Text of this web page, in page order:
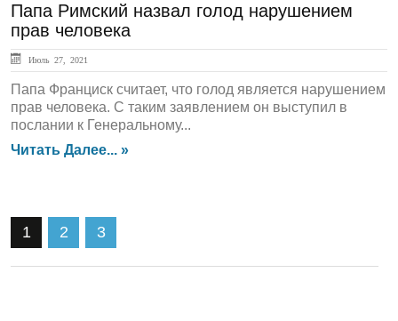
Папа Римский назвал голод нарушением
прав человека
Июль 27, 2021
Папа Франциск считает, что голод является нарушением
прав человека. С таким заявлением он выступил в
послании к Генеральному...
Читать Далее... »
1 2 3